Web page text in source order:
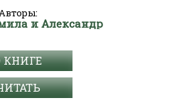
и Александр
КНИГЕ